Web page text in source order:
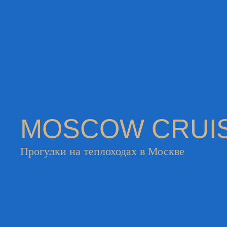
MOSCOW
Прогулки на теплоходах в Москве